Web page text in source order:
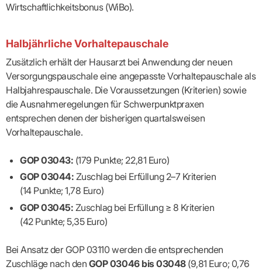
Wirtschaftlichkeitsbonus (WiBo).
Halbjährliche Vorhaltepauschale
Zusätzlich erhält der Hausarzt bei Anwendung der neuen
Versorgungspauschale eine angepasste Vorhaltepauschale als
Halbjahrespauschale. Die Voraussetzungen (Kriterien) sowie
die Ausnahmeregelungen für Schwerpunktpraxen
entsprechen denen der bisherigen quartalsweisen
Vorhaltepauschale.
GOP 03043: (179 Punkte; 22,81 Euro)
GOP 03044: Zuschlag bei Erfüllung 2–7 Kriterien
(14 Punkte; 1,78 Euro)
GOP 03045: Zuschlag bei Erfüllung ≥ 8 Kriterien
(42 Punkte; 5,35 Euro)
Bei Ansatz der GOP 03110 werden die entsprechenden
Zuschläge nach den GOP 03046 bis 03048(9,81 Euro; 0,76